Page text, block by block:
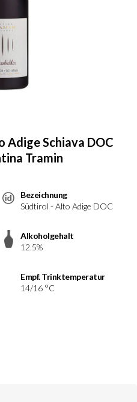
Adige Schiava DOC
Tramin
Bezeichnung
Südtirol - Alto Adige DOC
Alkoholgehalt
12.5%
Empf. Trinktemperatur
14/16 °C